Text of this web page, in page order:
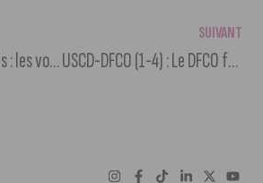
L’œuvre des Dijonnais : les votants ont choisi le Rhyton
SUIVANT
USCD-DFCO (1-4) : Le DFCO fait respecter la hiérarchie dans le derby